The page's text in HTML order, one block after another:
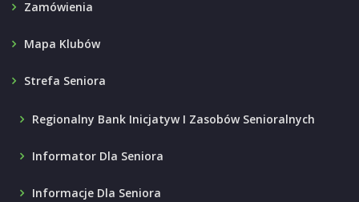
Zamówienia
Mapa Klubów
Strefa Seniora
Regionalny Bank Inicjatyw I Zasobów Senioralnych
Informator Dla Seniora
Informacje Dla Seniora